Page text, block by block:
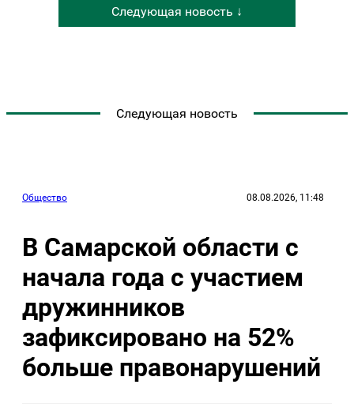
Следующая новость ↓
Следующая новость
Общество 08.08.2026, 11:48
В Самарской области с
начала года с участием
дружинников
зафиксировано на 52%
больше правонарушений